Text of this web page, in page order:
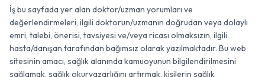
İş bu sayfada yer alan doktor/uzman yorumları ve
değerlendirmeleri, ilgili doktorun/uzmanın doğrudan veya dolaylı
emri, talebi, önerisi, tavsiyesi ve/veya ricası olmaksızın, ilgili
hasta/danışan tarafından bağımsız olarak yazılmaktadır. Bu web
sitesinin amacı, sağlık alanında kamuoyunun bilgilendirilmesini
sağlamak, sağlık okuryazarlığını artırmak, kişilerin sağlık